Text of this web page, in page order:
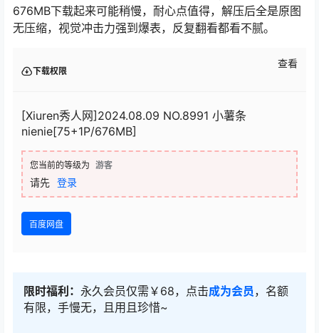
676MB下载起来可能稍慢，耐心点值得，解压后全是原图
无压缩，视觉冲击力强到爆表，反复翻看都看不腻。
下载权限
查看
[Xiuren秀人网]2024.08.09 NO.8991 小薯条
nienie[75+1P/676MB]
您当前的等级为 游客
请先 登录
百度网盘
限时福利： 永久会员仅需￥68，点击成为会员 ，名额
有限，手慢无，且用且珍惜~